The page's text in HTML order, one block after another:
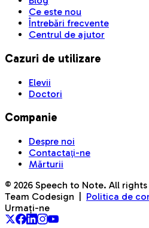
Ce este nou
Întrebări frecvente
Centrul de ajutor
Cazuri de utilizare
Elevii
Doctori
Companie
Despre noi
Contactaţi-ne
Mărturii
© 2026 Speech to Note. All rights
Team Codesign
Politica de
Urmați-ne